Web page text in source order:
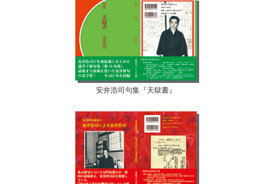
安井浩司句集『天獄書』